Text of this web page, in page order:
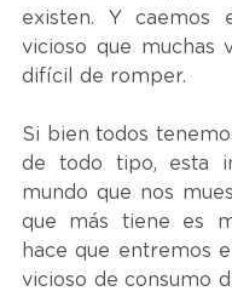
existen. Y caemos
vicioso que muchas
difícil de romper.
Si bien todos
de todo tipo, esta
mundo que nos
que más tiene es
hace que entremos
vicioso de consumo